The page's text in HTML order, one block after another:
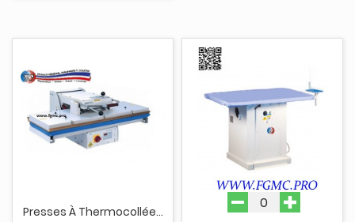
Presses À Thermocollée...